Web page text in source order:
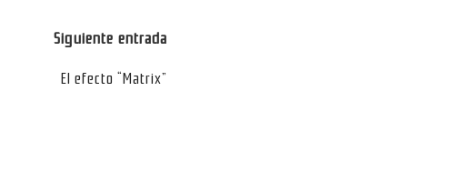
Siguiente entrada
El efecto “Matrix”